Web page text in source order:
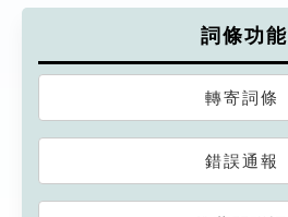
詞條功能
轉寄詞條
錯誤通報